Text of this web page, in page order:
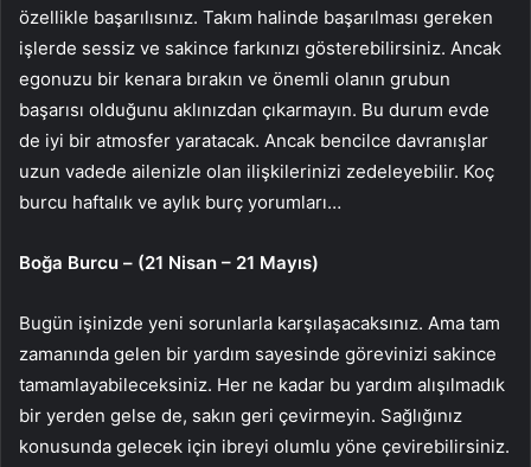
özellikle başarılısınız. Takım halinde başarılması gereken
işlerde sessiz ve sakince farkınızı gösterebilirsiniz. Ancak
egonuzu bir kenara bırakın ve önemli olanın grubun
başarısı olduğunu aklınızdan çıkarmayın. Bu durum evde
de iyi bir atmosfer yaratacak. Ancak bencilce davranışlar
uzun vadede ailenizle olan ilişkilerinizi zedeleyebilir. Koç
burcu haftalık ve aylık burç yorumları…
Boğa Burcu – (21 Nisan – 21 Mayıs)
Bugün işinizde yeni sorunlarla karşılaşacaksınız. Ama tam
zamanında gelen bir yardım sayesinde görevinizi sakince
tamamlayabileceksiniz. Her ne kadar bu yardım alışılmadık
bir yerden gelse de, sakın geri çevirmeyin. Sağlığınız
konusunda gelecek için ibreyi olumlu yöne çevirebilirsiniz.